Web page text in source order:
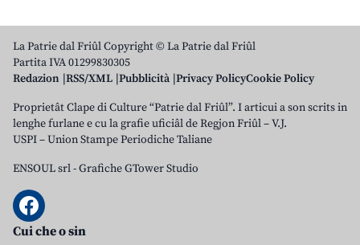
La Patrie dal Friûl Copyright © La Patrie dal Friûl
Partita IVA 01299830305
Redazion RSS/XML Pubblicità Privacy PolicyCookie Policy
Proprietât Clape di Culture “Patrie dal Friûl”. I articui a son scrits in
lenghe furlane e cu la grafie uficiâl de Regjon Friûl – V.J.
USPI – Union Stampe Periodiche Taliane
ENSOUL srl-Grafiche GTower Studio
Cui che o sin